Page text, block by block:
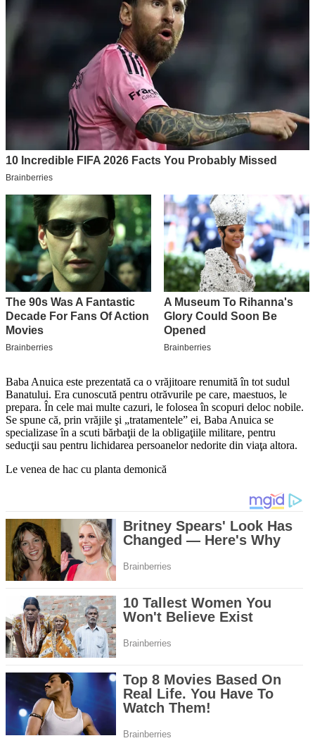
Baba Anuica este prezentată ca o vrăjitoare renumită în tot sudul
Banatului. Era cunoscută pentru otrăvurile pe care, maestuos, le
prepara. În cele mai multe cazuri, le folosea în scopuri deloc nobile.
Se spune că, prin vrăjile şi „tratamentele” ei, Baba Anuica se
specializase în a scuti bărbaţii de la obligaţiile militare, pentru
seducţii sau pentru lichidarea persoanelor nedorite din viaţa altora.
Le venea de hac cu planta demonică